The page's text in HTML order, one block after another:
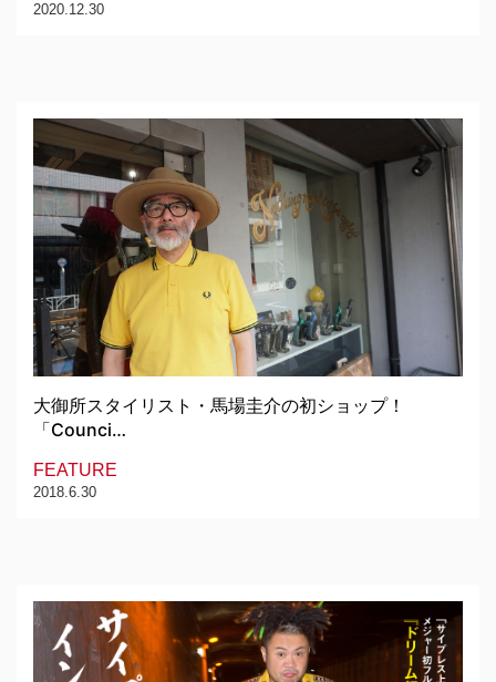
2020.12.30
大御所スタイリスト・馬場圭介の初ショップ！
「Counci…
FEATURE
2018.6.30